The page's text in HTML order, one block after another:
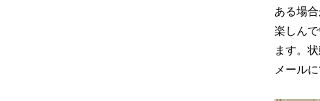
ある場
楽しん
ます。
メール